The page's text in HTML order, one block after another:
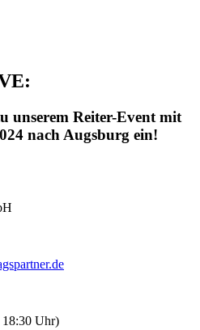
unserem Reiter-Event mit
nach Augsburg ein!
18:30 Uhr)